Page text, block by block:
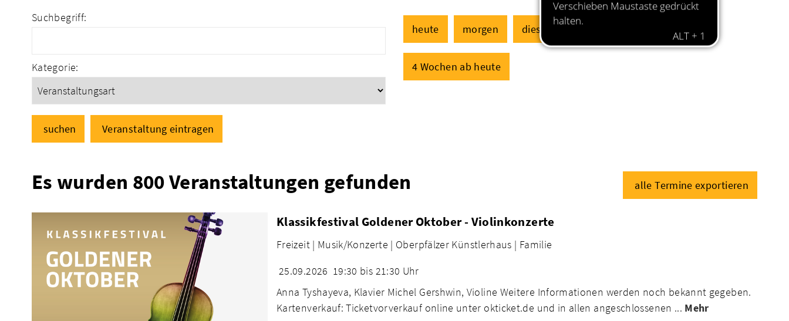
Suchbegriff:
Kategorie:
suchen Veranstaltung eintragen
heute morgen diese Woche
4 Wochen ab heute
alle Termine exportieren
Es wurden 800 Veranstaltungen gefunden
Klassikfestival Goldener Oktober - Violinkonzerte
Freizeit | Musik/Konzerte | Oberpfälzer Künstlerhaus | Familie
25.09.2026 19:30 bis 21:30 Uhr
Anna Tyshayeva, Klavier Michel Gershwin, Violine Weitere Informationen werden noch bekannt gegeben.
Kartenverkauf: Ticketvorverkauf online unter okticket.de und in allen angeschlossenen ... Mehr